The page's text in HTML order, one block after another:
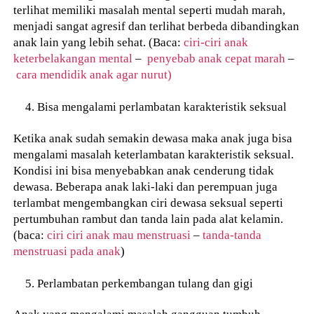
terlihat memiliki masalah mental seperti mudah marah,
menjadi sangat agresif dan terlihat berbeda dibandingkan
anak lain yang lebih sehat. (Baca:ciri-ciri anak
keterbelakangan mental –penyebab anak cepat marah –
cara mendidik anak agar nurut)
Bisa mengalami perlambatan karakteristik seksual
Ketika anak sudah semakin dewasa maka anak juga bisa
mengalami masalah keterlambatan karakteristik seksual.
Kondisi ini bisa menyebabkan anak cenderung tidak
dewasa. Beberapa anak laki-laki dan perempuan juga
terlambat mengembangkan ciri dewasa seksual seperti
pertumbuhan rambut dan tanda lain pada alat kelamin.
(baca:ciri ciri anak mau menstruasi –tanda-tanda
menstruasi pada anak)
Perlambatan perkembangan tulang dan gigi